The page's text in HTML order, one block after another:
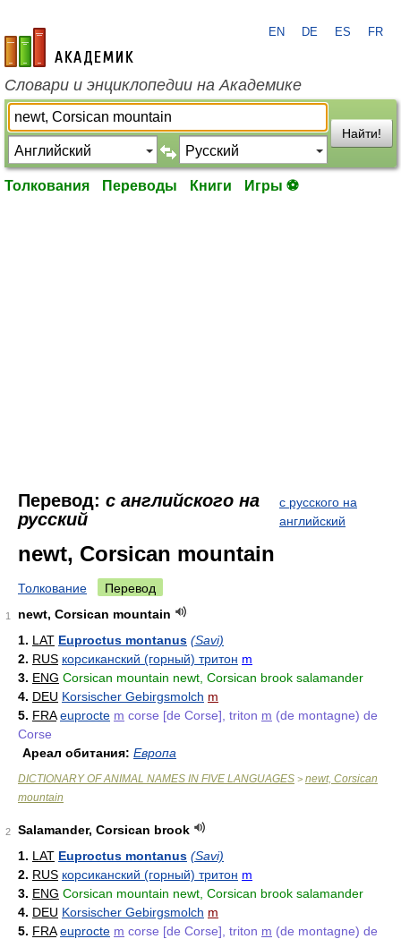
academic.ru
EN DE ES FR
Словари и энциклопедии на Академике
Найти!
Толкования Переводы Книги Игры ⚽
Перевод: с английского на
русский
с русского на
английский
newt, Corsican mountain
Толкование Перевод
1
newt, Corsican mountain
1. LAT Euproctus montanus (Savi)
2. RUS корсиканский (горный) тритон m
3. ENG Corsican mountain newt, Corsican brook salamander
4. DEU Korsischer Gebirgsmolch m
5. FRA euprocte m corse [de Corse], triton m (de montagne) de
Corse
Ареал обитания: Европа
DICTIONARY OF ANIMAL NAMES IN FIVE LANGUAGES > newt, Corsican
mountain
2
Salamander, Corsican brook
1. LAT Euproctus montanus (Savi)
2. RUS корсиканский (горный) тритон m
3. ENG Corsican mountain newt, Corsican brook salamander
4. DEU Korsischer Gebirgsmolch m
5. FRA euprocte m corse [de Corse], triton m (de montagne) de